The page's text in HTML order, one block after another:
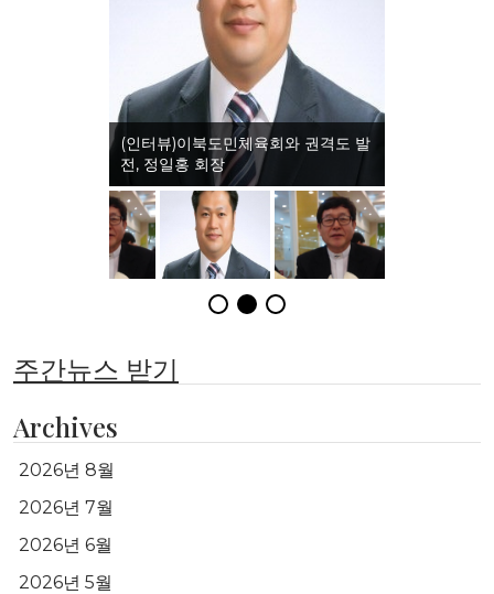
(인터뷰)이북도민체육회와 권격도 발
전, 정일홍 회장
주간뉴스 받기
Archives
2026년 8월
2026년 7월
2026년 6월
2026년 5월